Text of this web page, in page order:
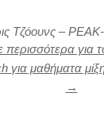
Τζόουνς –
περισσότερα για
για μαθήματα
→